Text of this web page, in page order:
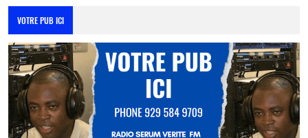
VOTRE PUB ICI